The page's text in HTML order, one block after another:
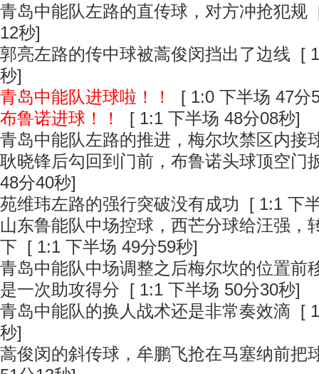
青岛中能队左路的直传球，对方冲抢犯规
12秒]
郭亮左路的传中球被蒿俊闵挡出了边线 [
秒]
青岛中能队进球啦！！
[ 1:0 下半场 47分
布鲁诺进球！！
[ 1:1 下半场 48分08秒]
青岛中能队左路的推进，梅尔坎禁区内接
耿晓锋后勾回到门前，布鲁诺头球顶空门
48分40秒]
苑维玮左路的强行突破没有成功 [ 1:1 下
山东鲁能队中场控球，西芒分球给汪强，
下 [ 1:1 下半场 49分59秒]
青岛中能队中场调整之后梅尔坎的位置前
是一次助攻得分 [ 1:1 下半场 50分30秒]
青岛中能队的换人战术还是非常奏效滴 [
秒]
蒿俊闵的斜传球，牟鹏飞抢在马塞纳前把